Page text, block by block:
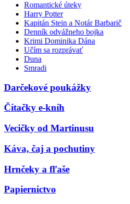
Romantické úteky
Harry Potter
Kapitán Stein a Notár Barbarič
Denník odvážneho bojka
Krimi Dominika Dána
Učím sa rozprávať
Duna
Smradi
Darčekové poukážky
Čítačky e-kníh
Vecičky od Martinusu
Káva, čaj a pochutiny
Hrnčeky a fľaše
Papiernictvo